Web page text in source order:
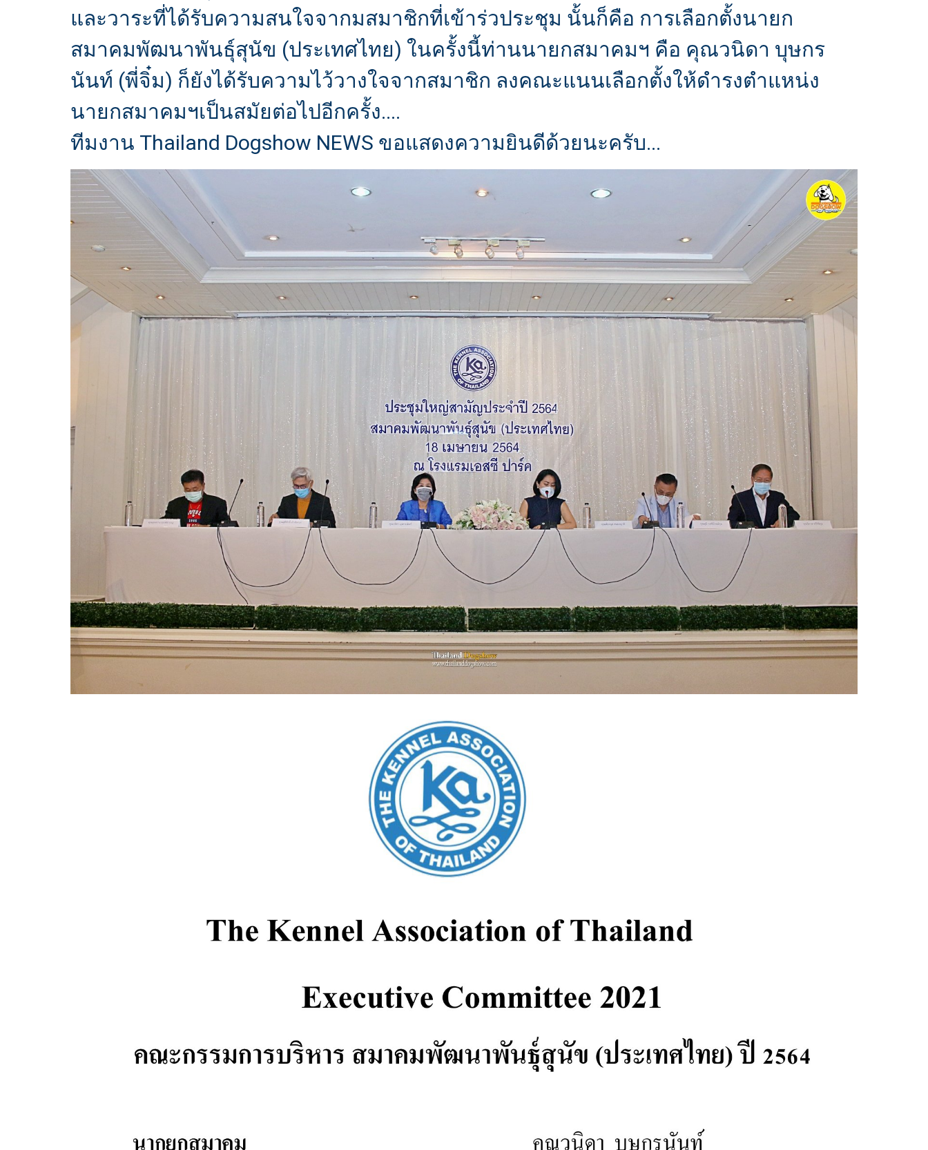
และวาระที่ได้รับความสนใจจากมสมาชิกที่เข้าร่วประชุม นั้นก็คือ การเลือกตั้งนายก
สมาคมพัฒนาพันธุ์สุนัข (ประเทศไทย) ในครั้งนี้ท่านนายกสมาคมฯ คือ คุณวนิดา บุษกร
นันท์ (พี่จิ๋ม) ก็ยังได้รับความไว้วางใจจากสมาชิก ลงคณะแนนเลือกตั้งให้ดำรงตำแหน่ง
นายกสมาคมฯเป็นสมัยต่อไปอีกครั้ง....
ทีมงาน Thailand Dogshow NEWS ขอแสดงความยินดีด้วยนะครับ...